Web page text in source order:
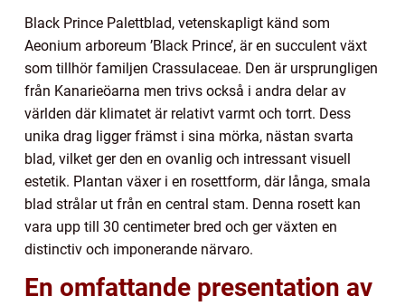
Black Prince Palettblad, vetenskapligt känd som
Aeonium arboreum ’Black Prince’, är en succulent växt
som tillhör familjen Crassulaceae. Den är ursprungligen
från Kanarieöarna men trivs också i andra delar av
världen där klimatet är relativt varmt och torrt. Dess
unika drag ligger främst i sina mörka, nästan svarta
blad, vilket ger den en ovanlig och intressant visuell
estetik. Plantan växer i en rosettform, där långa, smala
blad strålar ut från en central stam. Denna rosett kan
vara upp till 30 centimeter bred och ger växten en
distinctiv och imponerande närvaro.
En omfattande presentation av